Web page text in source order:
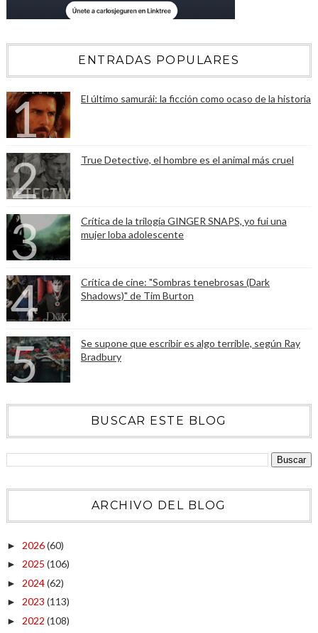
ENTRADAS POPULARES
El último samurái: la ficción como ocaso de la historia
True Detective, el hombre es el animal más cruel
Crítica de la trilogía GINGER SNAPS, yo fui una
mujer loba adolescente
Crítica de cine: "Sombras tenebrosas (Dark
Shadows)" de Tim Burton
Se supone que escribir es algo terrible, según Ray
Bradbury
BUSCAR ESTE BLOG
ARCHIVO DEL BLOG
► 2026(60)
► 2025 (106)
► 2024(62)
► 2023 (113)
► 2022 (108)